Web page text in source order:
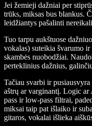
Jei žemieji dažniai per
trūks, miksas bus blankus.
leidžiantys pašalinti
Tuo tarpu aukštuose
vokalas) suteikia švarumo
skambės nuobodžiai.
perteklinius dažnius,
Tačiau svarbi ir
aštrų ar varginantį. Logic
pass ir low-pass filtrai,
miksai taip pat išlaiko ir
gitaros, vokalai išlieka